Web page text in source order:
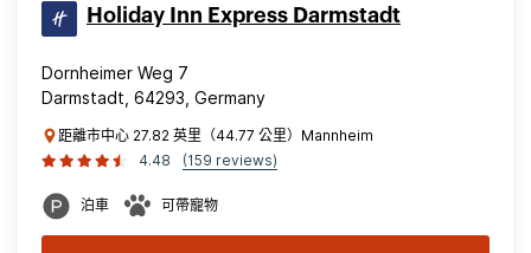
Holiday Inn Express Darmstadt
Dornheimer Weg 7
Darmstadt, 64293, Germany
距離市中心 27.82 英里（44.77 公里）Mannheim
4.48
(159 reviews)
泊車 可帶寵物